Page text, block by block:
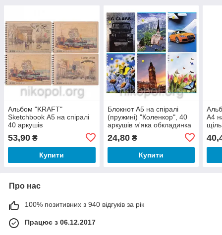
Альбом "KRAFT"
Sketchbook А5 на спіралі
40 аркушів
53,90 ₴
Купити
Блокнот А5 на спіралі
(пружині) "Коленкор", 40
аркушів м'яка обкладинка
24,80₴
Купити
А4
Про нас
100% позитивних з 940 відгуків за рік
Працює з 06.12.2017